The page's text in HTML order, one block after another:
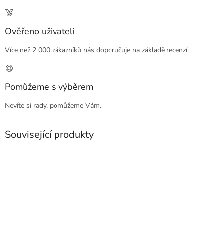
Ověřeno uživateli
Více než 2 000 zákazníků nás doporučuje na základě recenzí
Pomůžeme s výběrem
Nevíte si rady, pomůžeme Vám.
Související produkty